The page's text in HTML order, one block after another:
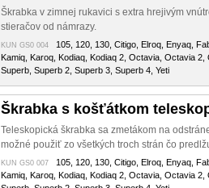
Škrabka v zimnej rukavici s extra hrejivým
stieračov od námrazy.
KUN GS0 004 105, 120, 130, Citigo, Elroq, Enyaq,
Kamiq, Karoq, Kodiaq, Kodiaq 2, Octavia, Octavia
Superb, Superb 2, Superb 3, Superb 4, Yeti
Škrabka s košťátkom
Teleskopická škrabka sa zmetákom na
možné použiť zo všetkých troch strán čo
KUN GS0 007 105, 120, 130, Citigo, Elroq, Enyaq,
Kamiq, Karoq, Kodiaq, Kodiaq 2, Octavia, Octavia